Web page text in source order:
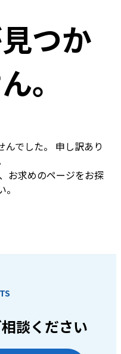
つか
。
んでした。 申し訳あり
お求めのページをお探
談ください